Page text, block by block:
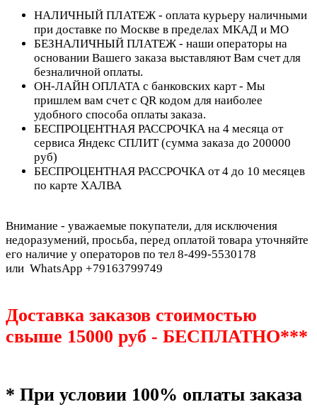
НАЛИЧНЫЙ ПЛАТЕЖ - оплата курьеру наличными
при доставке по Москве в пределах МКАД и МО
БЕЗНАЛИЧНЫЙ ПЛАТЕЖ - наши операторы на
основании Вашего заказа выставляют Вам счет для
безналичной оплаты.
ОН-ЛАЙН ОПЛАТА с банковских карт - Мы
пришлем вам счет с QR кодом для наиболее
удобного способа оплаты заказа.
БЕСПРОЦЕНТНАЯ РАССРОЧКА на 4 месяца от
сервиса Яндекс СПЛИТ (сумма заказа до 200000
руб)
БЕСПРОЦЕНТНАЯ РАССРОЧКА от 4 до 10 месяцев
по карте ХАЛВА
Внимание - уважаемые покупатели, для исключения
недоразумений, просьба, перед оплатой товара уточняйте
его наличие у операторов по тел 8-499-5530178
или WhatsApp +79163799749
Доставка заказов стоимостью
свыше 15000 руб - БЕСПЛАТНО***
* При условии 100% оплаты заказа